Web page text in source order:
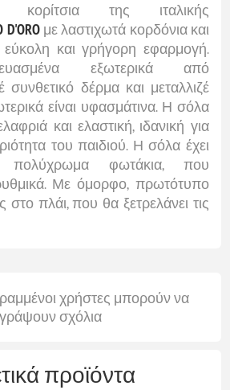
κορίτσια της ιταλικής
D'OROμε λαστιχωτά κορδόνια και
εύκολη και γρήγορη εφαρμογή.
εξωτερικά από
συνθετικό δέρμα και μεταλλιζέ
είναι υφασμάτινα. Η σόλα
και ελαστική, ιδανική για
του παιδιού. Η σόλα έχει
πολύχρωμα φωτάκια, που
Με όμορφο, πρωτότυπο
στο πλάι, που θα ξετρελάνει τις
χρήστες μπορούν να
γράψουν σχόλια
προϊόντα